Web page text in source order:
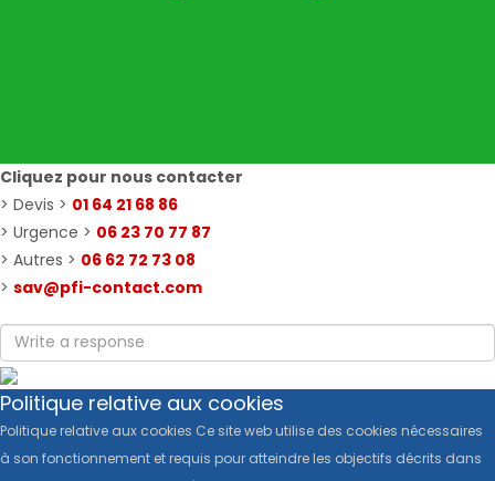
Cliquez pour nous contacter
> Devis > 01 64 21 68 86
> Urgence > 06 23 70 77 87
> Autres > 06 62 72 73 08
> sav@pfi-contact.com
Politique relative aux cookies
Politique relative aux cookies Ce site web utilise des cookies nécessaires
à son fonctionnement et requis pour atteindre les objectifs décrits dans